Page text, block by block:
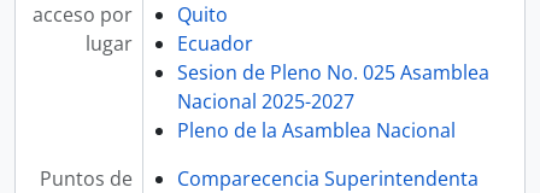
acceso por
lugar
Quito
Ecuador
Sesion de Pleno No. 025 Asamblea
Nacional 2025-2027
Pleno de la Asamblea Nacional
Puntos de
Comparecencia Superintendenta